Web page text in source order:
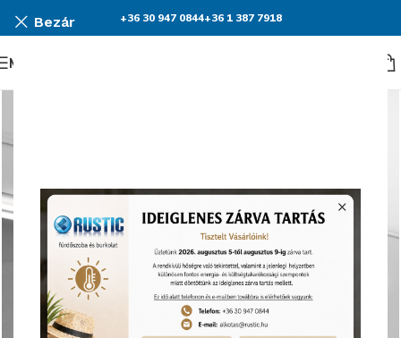
Bezár +36 30 947 0844+36 1 387 7918
Menü